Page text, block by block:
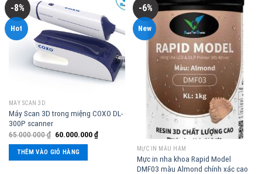
-8%
Hot
MÁY SCAN 3D
Máy Scan 3D trong miệng COXO DL-
300P scanner
65.000.000₫ 60.000.000₫
THÊM VÀO GIỎ HÀNG
-6%
New
MỰC IN MẪU HÀM
Mực in nha khoa Rapid Model
DMF03 màu Almond chính xác cao